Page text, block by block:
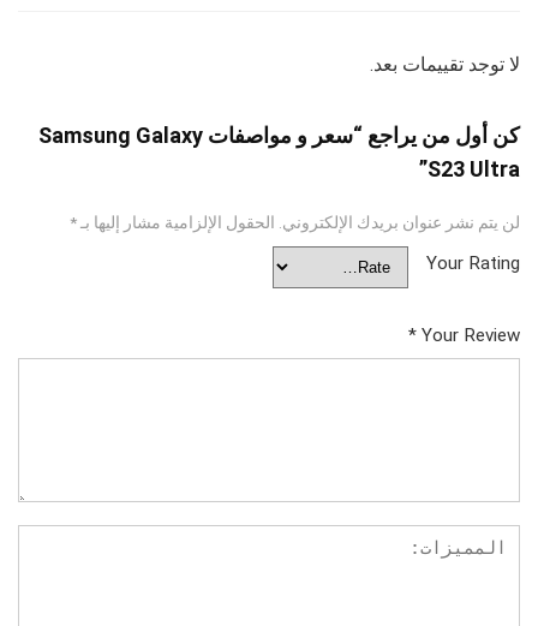
لا توجد تقييمات بعد.
كن أول من يراجع “سعر و مواصفات Samsung Galaxy
S23 Ultra”
لن يتم نشر عنوان بريدك الإلكتروني. الحقول الإلزامية مشار إليها بـ*
Your Rating
Your Review
*